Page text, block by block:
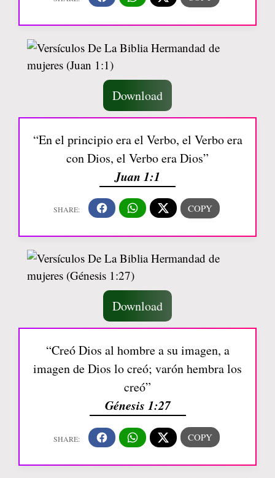
Download
“En el principio era el Verbo, el Verbo era
con Dios, el Verbo era Dios”
Juan 1:1
Download
“Creó Dios al hombre a su imagen, a
imagen de Dios lo creó; varón hembra los
creó”
Génesis 1:27